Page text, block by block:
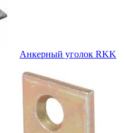
Анкерный уголок RKK